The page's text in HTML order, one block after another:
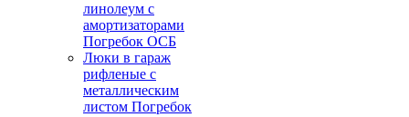
линолеум с
амортизаторами
Погребок ОСБ
Люки в гараж
рифленые с
металлическим
листом Погребок